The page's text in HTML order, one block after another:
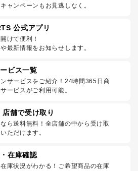
ャンペーンもお見逃しなく。
公式アプリ
けて便利！
最新情報をお知らせします。
ビス一覧
サービスをご紹介！24時間365日商
ービスがご利用可能。
舗で受け取り
ら送料無料！全店舗の中から受け取
ただけます。
在庫確認
庫状況がわかる！ご希望商品の在庫